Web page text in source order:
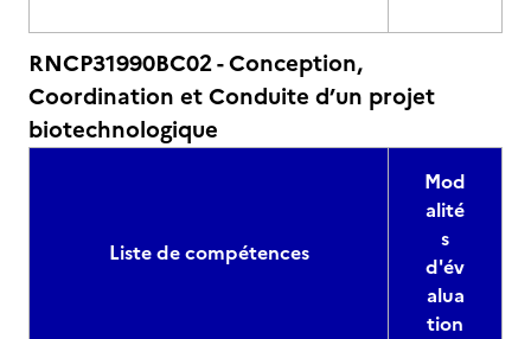
RNCP31990BC02 - Conception,
Coordination et Conduite d’un projet
biotechnologique
Liste de compétences
Mod
alité
s
d'év
alua
tion